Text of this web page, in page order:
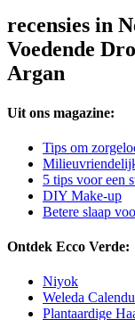
recensies in
Voedende
Argan
Uit ons magazine:
Tips om
5 tips voor een
DIY Make-up
Betere slaap
Ontdek Ecco Verde:
Niyok
Weleda
Plantaardige